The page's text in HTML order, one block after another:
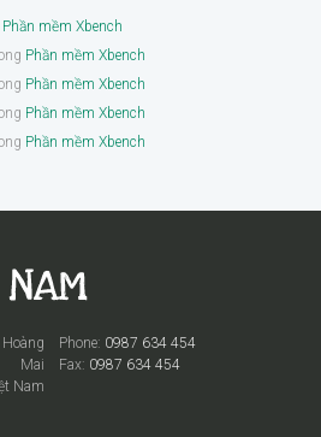
Phần mềm Xbench
Phần mềm Xbench
Phần mềm Xbench
Phần mềm Xbench
Phần mềm Xbench
Phone: 0987 634 454
Fax: 0987 634 454
Mai
Nam